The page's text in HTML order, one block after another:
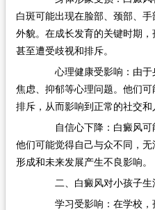
白斑可能出现在脸部、颈部、
外貌。在成长发育的关键时期
甚至遭受歧视和排斥。
心理健康受影响：由于
焦虑、抑郁等心理问题。他们
排斥，从而影响到正常的社交和
自信心下降：白癜风可
他们可能觉得自己与众不同，
形成和未来发展产生不良影响。
二、白癜风对小孩子生
学习受影响：在学校，